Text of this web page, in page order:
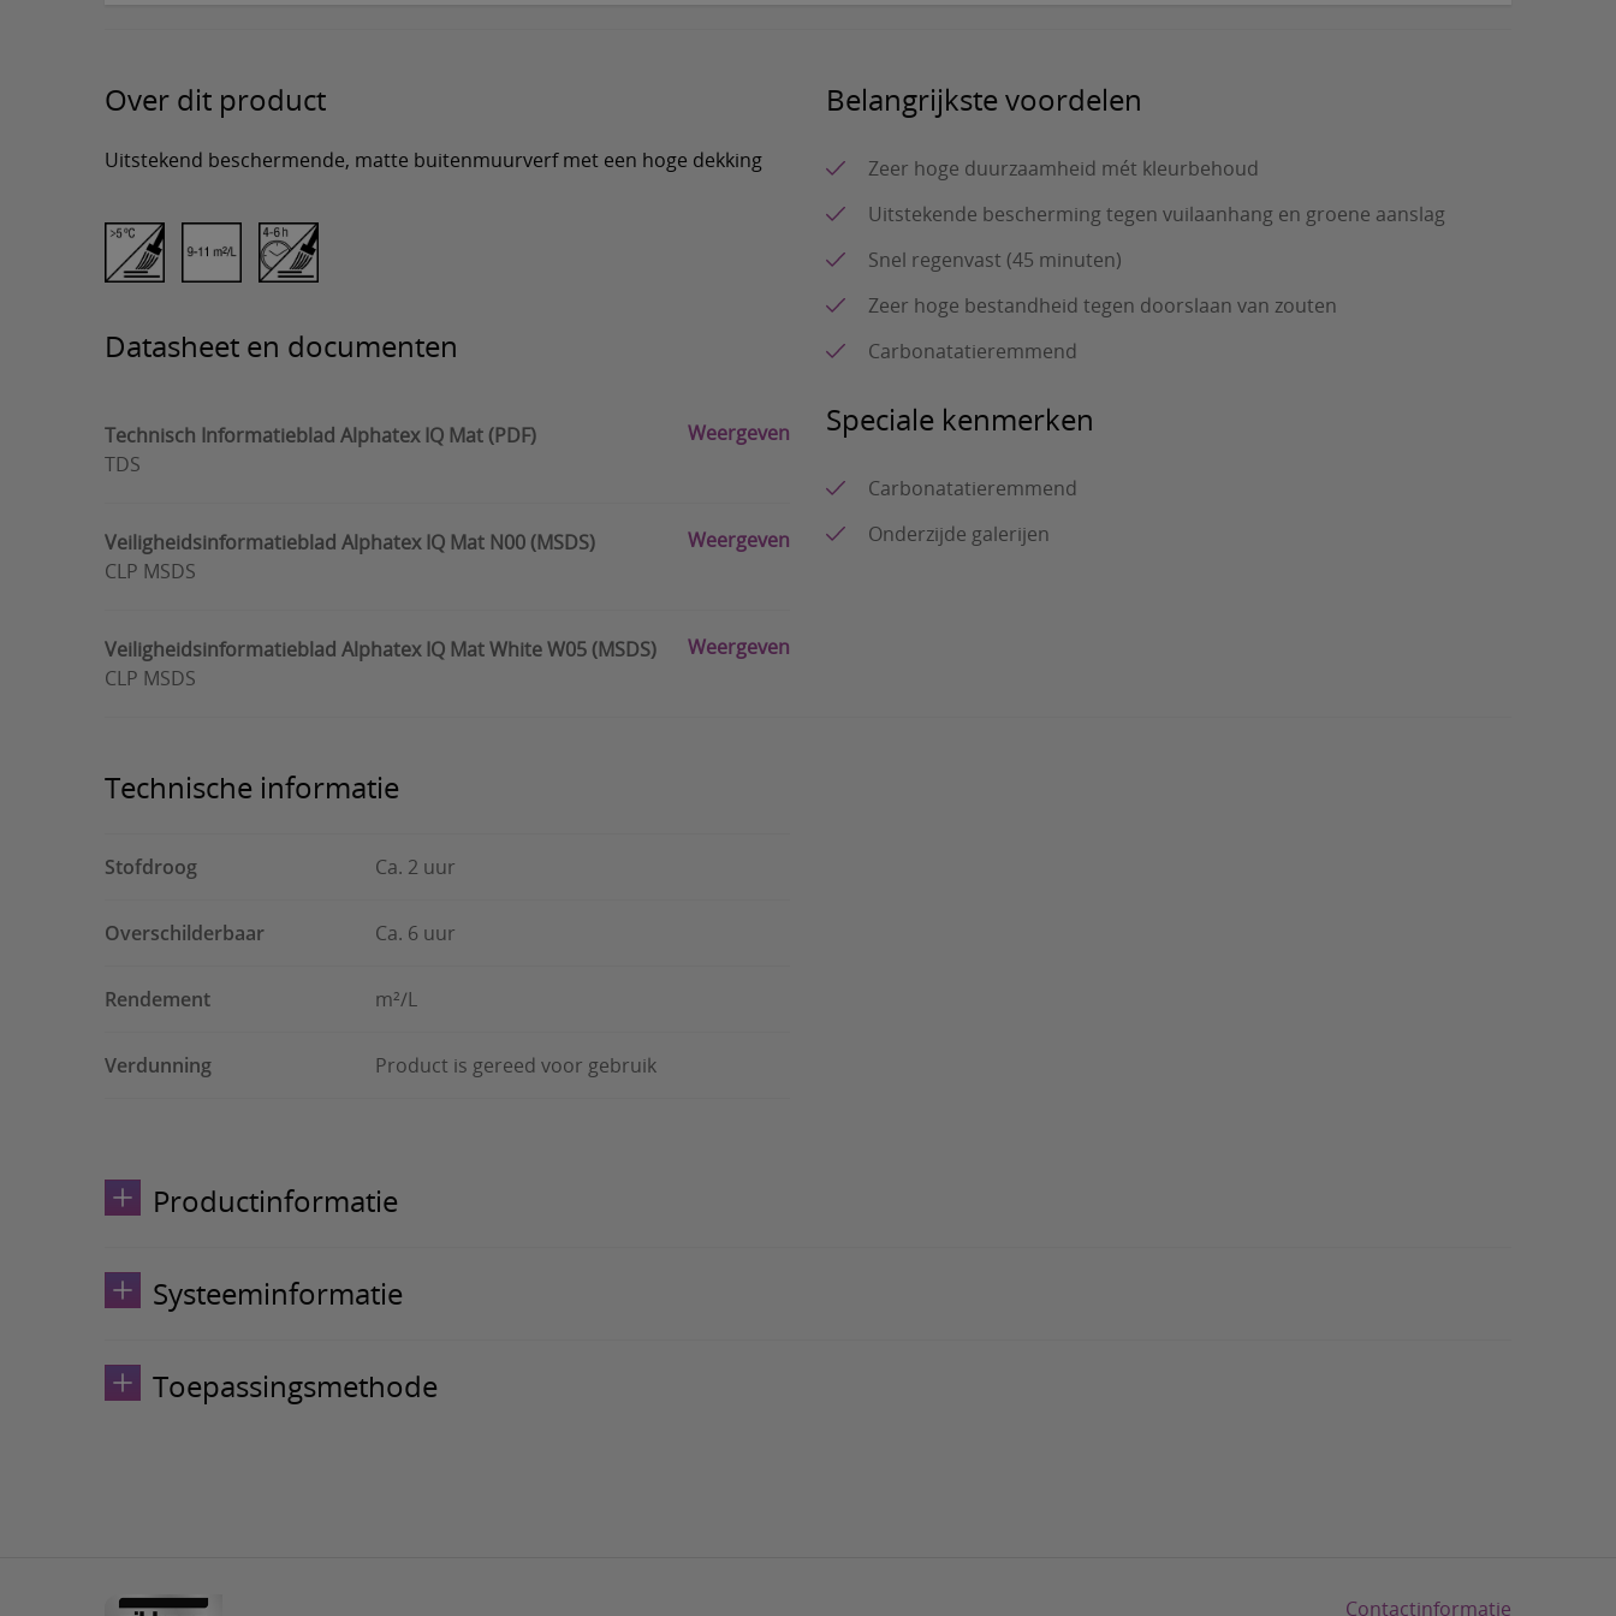
Over dit product
Uitstekend beschermende, matte buitenmuurverf met een hoge dekking
Datasheet en documenten
Technisch Informatieblad Alphatex IQ Mat (PDF)
TDS
Weergeven
Veiligheidsinformatieblad Alphatex IQ Mat N00 (MSDS)
CLP MSDS
Weergeven
Veiligheidsinformatieblad Alphatex IQ Mat White W05 (MSDS)
CLP MSDS
Weergeven
Belangrijkste voordelen
Zeer hoge duurzaamheid mét kleurbehoud
Uitstekende bescherming tegen vuilaanhang en groene aanslag
Snel regenvast (45 minuten)
Zeer hoge bestandheid tegen doorslaan van zouten
Carbonatatieremmend
Speciale kenmerken
Carbonatatieremmend
Onderzijde galerijen
Technische informatie
Stofdroog Ca. 2 uur
Overschilderbaar Ca. 6 uur
Rendement m²/L
Verdunning Product is gereed voor gebruik
Productinformatie
Systeeminformatie
Toepassingsmethode
Contactinformatie